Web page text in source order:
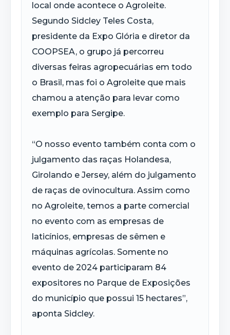
local onde acontece o Agroleite.
Segundo Sidcley Teles Costa,
presidente da Expo Glória e diretor da
COOPSEA, o grupo já percorreu
diversas feiras agropecuárias em todo
o Brasil, mas foi o Agroleite que mais
chamou a atenção para levar como
exemplo para Sergipe.
“O nosso evento também conta com o
julgamento das raças Holandesa,
Girolando e Jersey, além do julgamento
de raças de ovinocultura. Assim como
no Agroleite, temos a parte comercial
no evento com as empresas de
laticínios, empresas de sêmen e
máquinas agrícolas. Somente no
evento de 2024 participaram 84
expositores no Parque de Exposições
do município que possui 15 hectares”,
aponta Sidcley.